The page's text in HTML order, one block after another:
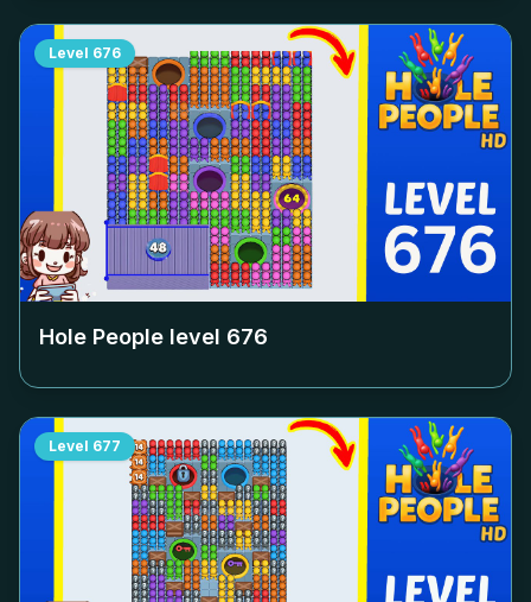
Level 676
Hole People level 676
Level 677